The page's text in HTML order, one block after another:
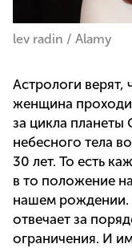
lev radin / Alamy
Астрологи
женщина
за цикла
небесного тела
30 лет. То есть
в то положение
нашем рождении.
отвечает за
ограничения. И